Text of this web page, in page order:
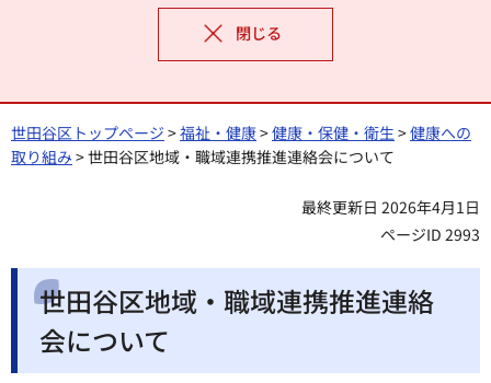
閉じる
世田谷区トップページ >福祉・健康>健康・保健・衛生 >健康への
取り組み > 世田谷区地域・職域連携推進連絡会について
最終更新日 2026年4月1日
ページID 2993
世田谷区地域・職域連携推進連絡
会について